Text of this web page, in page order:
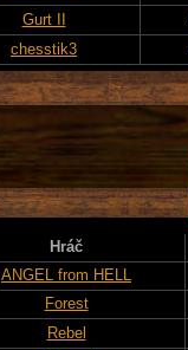
Gurt II
chesstik3
Hráč
ANGEL from HELL
Forest
Rebel